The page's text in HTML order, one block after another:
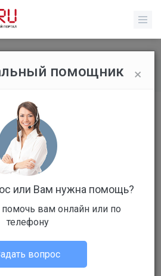
право
деле
документа
существовании
Верховным судом
Владимирович
×
помощник
или Вам нужна помощь?
вам онлайн или по
телефону
вопрос